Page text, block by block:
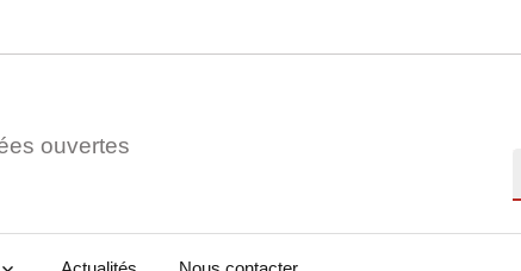
ouvertes